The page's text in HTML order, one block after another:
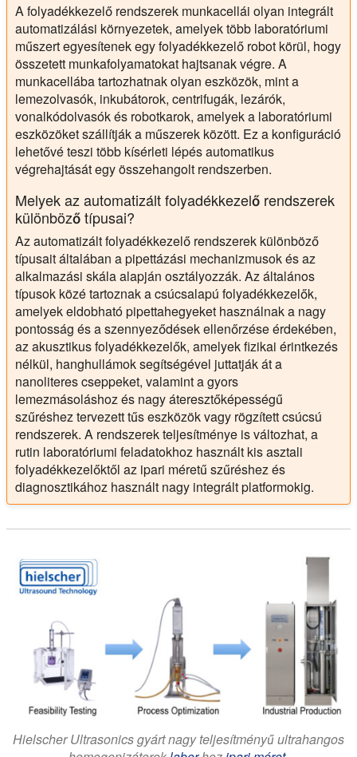
A folyadékkezelő rendszerek munkacellái olyan integrált
automatizálási környezetek, amelyek több laboratóriumi
műszert egyesítenek egy folyadékkezelő robot körül, hogy
összetett munkafolyamatokat hajtsanak végre. A
munkacellába tartozhatnak olyan eszközök, mint a
lemezolvasók, inkubátorok, centrifugák, lezárók,
vonalkódolvasók és robotkarok, amelyek a laboratóriumi
eszközöket szállítják a műszerek között. Ez a konfiguráció
lehetővé teszi több kísérleti lépés automatikus
végrehajtását egy összehangolt rendszerben.
Melyek az automatizált folyadékkezelő rendszerek
különböző típusai?
Az automatizált folyadékkezelő rendszerek különböző
típusait általában a pipettázási mechanizmusok és az
alkalmazási skála alapján osztályozzák. Az általános
típusok közé tartoznak a csúcsalapú folyadékkezelők,
amelyek eldobható pipettahegyeket használnak a nagy
pontosság és a szennyeződések ellenőrzése érdekében,
az akusztikus folyadékkezelők, amelyek fizikai érintkezés
nélkül, hanghullámok segítségével juttatják át a
nanoliteres cseppeket, valamint a gyors
lemezmásoláshoz és nagy áteresztőképességű
szűréshez tervezett tűs eszközök vagy rögzített csúcsú
rendszerek. A rendszerek teljesítménye is változhat, a
rutin laboratóriumi feladatokhoz használt kis asztali
folyadékkezelőktől az ipari méretű szűréshez és
diagnosztikához használt nagy integrált platformokig.
Hielscher Ultrasonics gyárt nagy teljesítményű ultrahangos